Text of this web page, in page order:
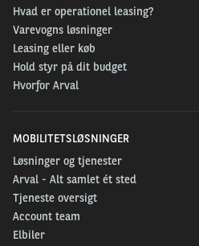
Hvad er operationel leasing?
Varevogns løsninger
Leasing eller køb
Hold styr på dit budget
Hvorfor Arval
MOBILITETSLØSNINGER
Løsninger og tjenester
Arval - Alt samlet ét sted
Tjeneste oversigt
Account team
Elbiler